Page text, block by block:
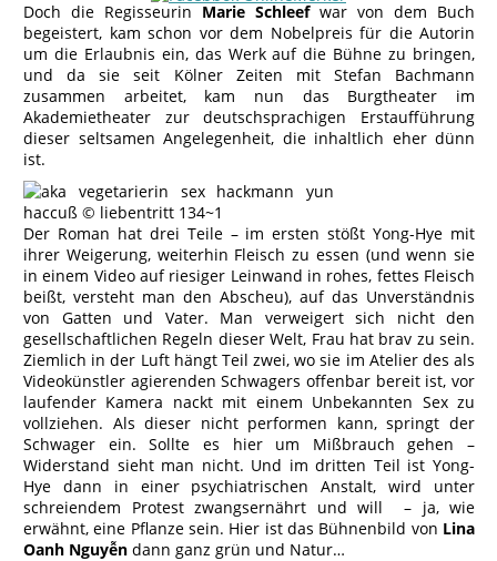
Doch die Regisseurin Marie Schleefwar von dem Buch
begeistert, kam schon vor dem Nobelpreis für die Autorin
um die Erlaubnis ein, das Werk auf die Bühne zu bringen,
und da sie seit Kölner Zeiten mit Stefan Bachmann
zusammen arbeitet, kam nun das Burgtheater im
Akademietheater zur deutschsprachigen Erstaufführung
dieser seltsamen Angelegenheit, die inhaltlich eher dünn
ist.
Der Roman hat drei Teile – im ersten stößt Yong-Hye mit
ihrer Weigerung, weiterhin Fleisch zu essen (und wenn sie
in einem Video auf riesiger Leinwand in rohes, fettes Fleisch
beißt, versteht man den Abscheu), auf das Unverständnis
von Gatten und Vater. Man verweigert sich nicht den
gesellschaftlichen Regeln dieser Welt, Frau hat brav zu sein.
Ziemlich in der Luft hängt Teil zwei, wo sie im Atelier des als
Videokünstler agierenden Schwagers offenbar bereit ist, vor
laufender Kamera nackt mit einem Unbekannten Sex zu
vollziehen. Als dieser nicht performen kann, springt der
Schwager ein. Sollte es hier um Mißbrauch gehen –
Widerstand sieht man nicht. Und im dritten Teil ist Yong-
Hye dann in einer psychiatrischen Anstalt, wird unter
schreiendem Protest zwangsernährt und will – ja, wie
erwähnt, eine Pflanze sein. Hier ist das Bühnenbild von Lina
Oanh Nguyễn dann ganz grün und Natur…